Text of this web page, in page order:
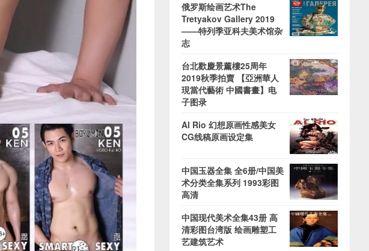
俄罗斯绘画艺术The
Tretyakov Gallery 2019
——特列季亚科夫美术馆杂
志
台北歡慶景薰樓25周年
2019秋季拍賣 【亞洲華人
現當代藝術 中國書畫】电
子图录
Al Rio 幻想原画性感美女
CG线稿原画设定集
中国玉器全集 全6册/中国美
术分类全集系列 1993彩图
高清
中国现代美术全集43册 高
清彩图台湾版 绘画雕塑工
艺建筑艺术